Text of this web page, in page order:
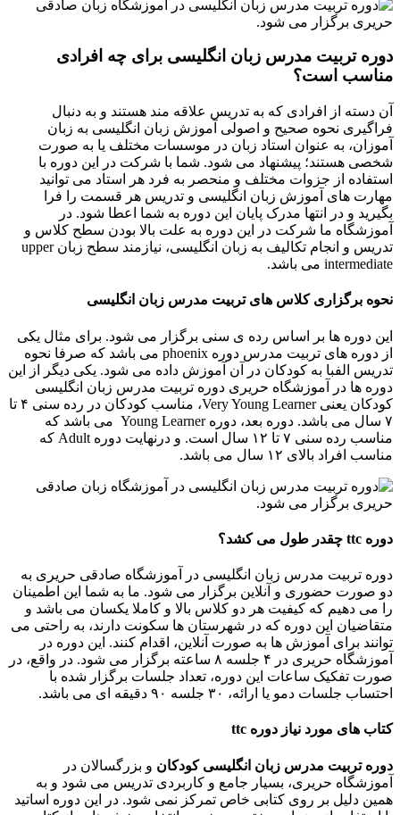
دوره تربیت مدرس زبان انگلیسی برای چه افرادی
مناسب است؟
آن دسته از افرادی که به تدریس علاقه ‌مند هستند و به دنبال
فراگیری نحوه صحیح و اصولی آموزش زبان انگلیسی به زبان
آموزان، به عنوان استاد زبان در موسسات مختلف یا به صورت
شخصی هستند؛ پیشنهاد می شود. شما با شرکت در این دوره با
استفاده از جزوات مختلف و منحصر به فرد هر استاد می توانید
مهارت های آموزش زبان انگلیسی و تدریس هر قسمت را فرا
بگیرید و در انتها مدرک پایان این دوره به شما اعطا شود. در
آموزشگاه ما شرکت در این دوره به علت بالا بودن سطح کلاس و
تدریس و انجام تکالیف به زبان انگلیسی، نیازمند سطح زبان upper
intermediate می باشد.
نحوه برگزاری کلاس های تربیت مدرس زبان انگلیسی
این دوره ها بر اساس رده ی سنی برگزار می شود. برای مثال یکی
از دوره های تربیت مدرس دوره phoenix می باشد که صرفا نحوه
تدریس الفبا به کودکان در آن آموزش داده می شود. یکی دیگر از این
دوره ها در آموزشگاه حریری دوره تربیت مدرس زبان انگلیسی
کودکان یعنی Very Young Learner، مناسب کودکان در رده سنی ۴ تا
۷ سال می باشد. دوره بعد، دوره Young Learner می باشد که
مناسب رده سنی ۷ تا ۱۲ سال است. و درنهایت دوره Adult که
مناسب افراد بالای ۱۲ سال می باشد.
دوره ttc چقدر طول می کشد؟
دوره تربیت مدرس زبان انگلیسی در آموزشگاه صادقی حریری به
دو صورت حضوری و آنلاین برگزار می شود. ما به شما این اطمینان
را می دهیم که کیفیت هر دو کلاس بالا و کاملا یکسان می باشد و
متقاضیان این دوره که در شهرستان ها سکونت دارند، به راحتی می
توانند برای آموزش ها به صورت آنلاین، اقدام کنند. این دوره در
آموزشگاه حریری در ۴ جلسه ۸ ساعته برگزار می شود. در واقع، در
صورت تفکیک ساعات این دوره، تعداد جلسات برگزار شده با
احتساب جلسات دمو یا ارائه، ۳۰ جلسه ۹۰ دقیقه ای می باشد.
کتاب های مورد نیاز دوره ttc
دوره تربیت مدرس زبان انگلیسی کودکان و بزرگسالان در
آموزشگاه حریری، بسیار جامع و کاربردی تدریس می شود و به
همین دلیل بر روی کتابی خاص تمرکز نمی شود. در این دوره اساتید